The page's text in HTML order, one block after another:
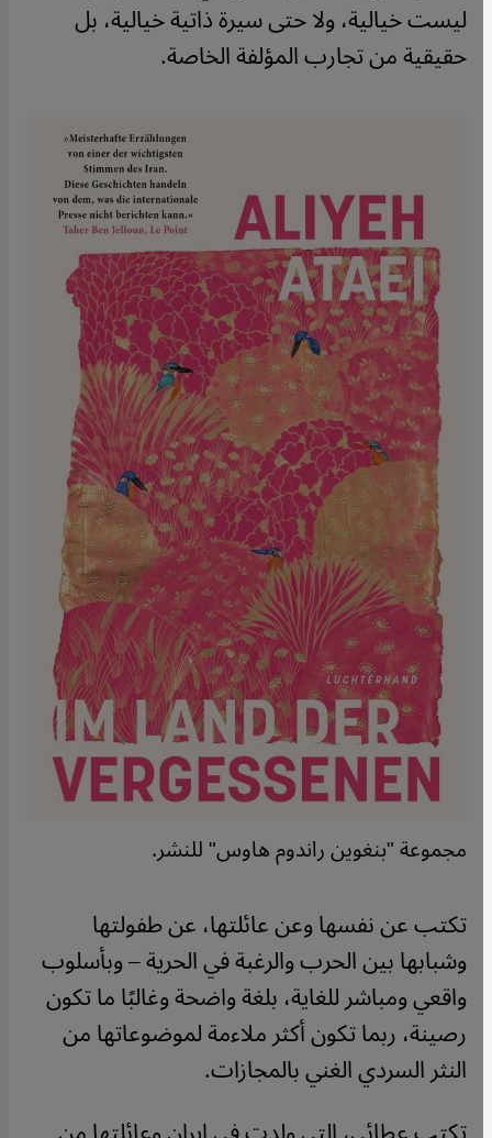
ليست خيالية، ولا حتى سيرة ذاتية خيالية، بل
حقيقية من تجارب المؤلفة الخاصة.
مجموعة "بنغوين راندوم هاوس" للنشر.
تكتب عن نفسها وعن عائلتها، عن طفولتها
وشبابها بين الحرب والرغبة في الحرية – وبأسلوب
واقعي ومباشر للغاية، بلغة واضحة وغالبًا ما تكون
رصينة، ربما تكون أكثر ملاءمة لموضوعاتها من
النثر السردي الغني بالمجازات.